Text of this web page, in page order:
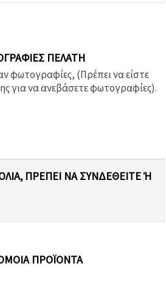
ΠΕΛΆΤΗ
φωτογραφίες, (Πρέπει να είστε
για να ανεβάσετε φωτογραφίες).
ΠΡΈΠΕΙ ΝΑ ΣΥΝΔΕΘΕΊΤΕ Ή Ν
ΠΡΟΪΌΝΤΑ